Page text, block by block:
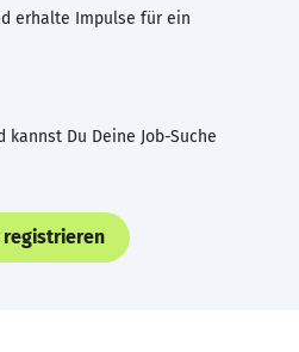
erhalte Impulse für ein
Du Deine Job-Suche
registrieren